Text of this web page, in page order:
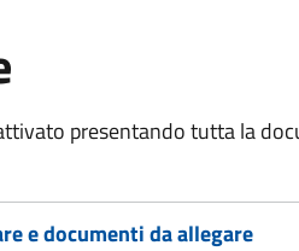
presentando tutta la
e documenti da allegare